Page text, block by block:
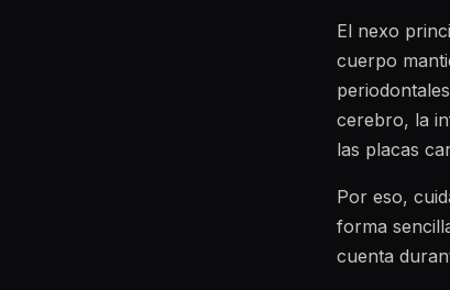
El nexo
cuerpo
cerebro, la
las placas
Por eso,
forma
cuenta